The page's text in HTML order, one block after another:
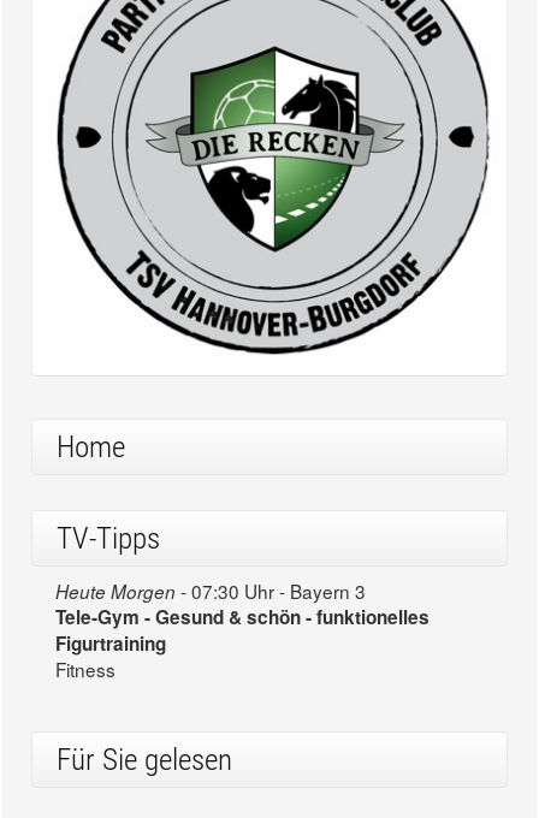
Home
TV-Tipps
Heute Morgen -07:30 Uhr - Bayern 3
Tele-Gym - Gesund & schön - funktionelles
Figurtraining
Fitness
Für Sie gelesen